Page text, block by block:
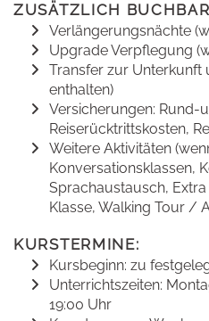
ZUSÄTZLICH
Verlängerungsnächte
Upgrade Verpflegung
Transfer zur Unterkunft
enthalten)
Versicherungen: Rund-
Reiserücktrittskosten,
Weitere Aktivitäten
Konversationsklassen,
Sprachaustausch,
Klasse, Walking Tour /
KURSTERMINE:
Kursbeginn: zu
Unterrichtszeiten:
19:00 Uhr